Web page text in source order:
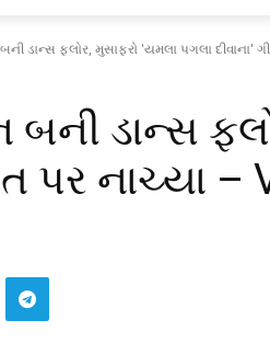
ડાન્સ ફ્લોર, મુસાફરો 'યમલા પગલા દીવાના'
ડાન્સ
પર નાચ્યા –